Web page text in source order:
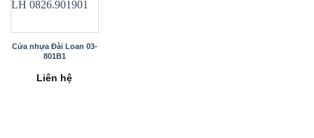
Cửa nhựa Đài Loan 03-
801B1
Liên hệ